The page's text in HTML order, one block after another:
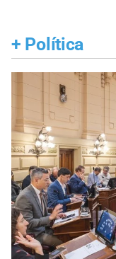
+ Política